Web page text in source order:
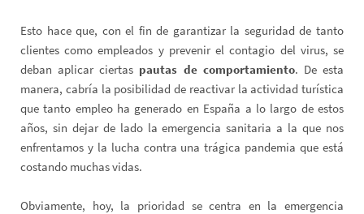
Esto hace que, con el fin de garantizar la seguridad de tanto
clientes como empleados y prevenir el contagio del virus, se
deban aplicar ciertas pautas de comportamiento. De esta
manera, cabría la posibilidad de reactivar la actividad turística
que tanto empleo ha generado en España a lo largo de estos
años, sin dejar de lado la emergencia sanitaria a la que nos
enfrentamos y la lucha contra una trágica pandemia que está
costando muchas vidas.
Obviamente, hoy, la prioridad se centra en la emergencia